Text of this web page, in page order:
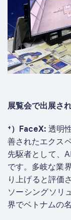
展覧会で出展さ
⁺）FaceX:透明
善されたエクス
先駆者として、
です。多岐な業
り上げると評価
ソーシングソリ
界でベトナムの